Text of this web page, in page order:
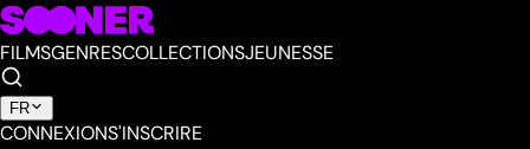
FILMSGENRESCOLLECTIONSJEUNESSE
FR
CONNEXIONS'INSCRIRE